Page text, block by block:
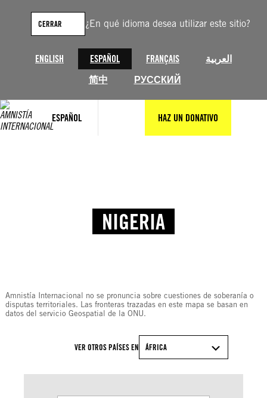
¿En qué idioma desea utilizar este sitio?
ENGLISH ESPAÑOL FRANÇAIS
العربية
简中
РУССКИЙ
CERRAR
ESPAÑOL HAZ UN DONATIVO
NIGERIA
Amnistía Internacional no se pronuncia sobre cuestiones de soberanía o
disputas territoriales. Las fronteras trazadas en este mapa se basan en
datos del servicio Geospatial de la ONU.
VER OTROS PAÍSES EN ÁFRICA